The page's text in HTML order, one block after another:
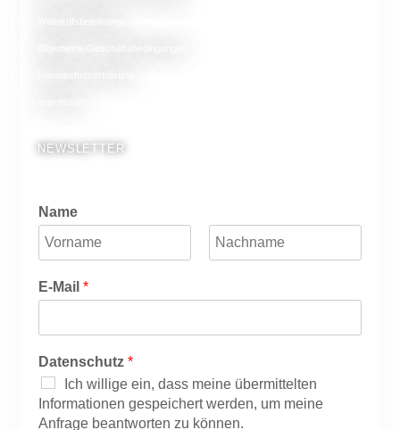
NEWSLETTER
Name
o
r
m
a
E-Mail*
Datenschutz*
Ich willige ein, dass meine übermittelten
Informationen gespeichert werden, um meine
Anfrage beantworten zu können.